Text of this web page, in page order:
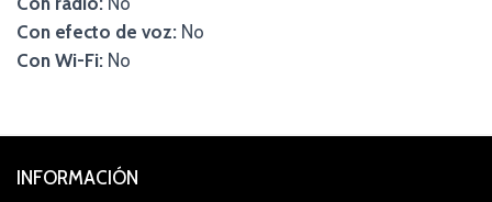
Con efecto de voz: No
Con Wi-Fi: No
INFORMACIÓN